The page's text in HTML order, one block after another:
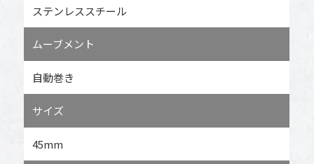
ステンレススチール
ムーブメント
自動巻き
サイズ
45mm